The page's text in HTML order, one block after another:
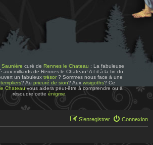
Saunière curé de Rennes le Chateau : La fabuleuse
aux milliards de Rennes le Chateau! A t-il à la fin du
un fabuleux trésor? Sommes nous face à une
templiers? Au prieuré de sion? Aux wisigoths? Ce
Chateauvous aidera peut-être à comprendre ou à
résoudre cetteénigme
Connexion
S’enregistrer